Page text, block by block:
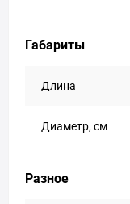
Габариты
Длина
Диаметр, см
Разное